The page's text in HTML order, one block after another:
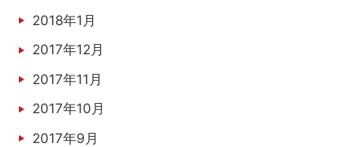
2018年1月
2017年12月
2017年11月
2017年10月
2017年9月